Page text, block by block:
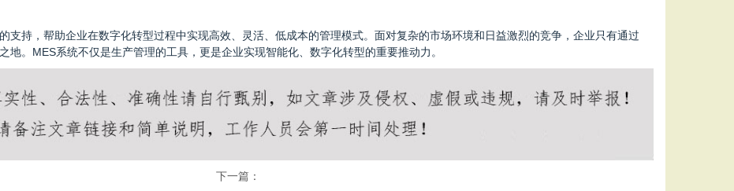
支持，帮助企业在数字化转型过程中实现高效、灵活、低成本的管理模式。面对复杂的市场环境和日益激烈的竞争，企业只有通过
地。MES系统不仅是生产管理的工具，更是企业实现智能化、数字化转型的重要推动力。
下一篇：